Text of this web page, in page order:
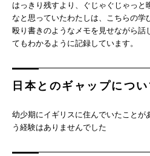
はっきり残すより、ぐじゃぐじゃっと
なと思っていたわたしは、こちらの学
殴り書きのようなメモを見せながら話
てもわかるように記録しています。
日本とのギャップについ
幼少期にイギリスに住んでいたことが
う経験はありませんでした